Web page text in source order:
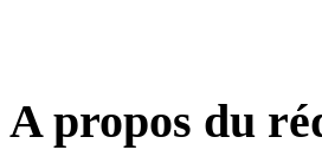
A propos du